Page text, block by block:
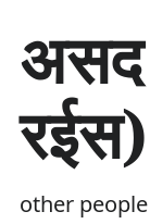
ग्री
जा
रईस)
other